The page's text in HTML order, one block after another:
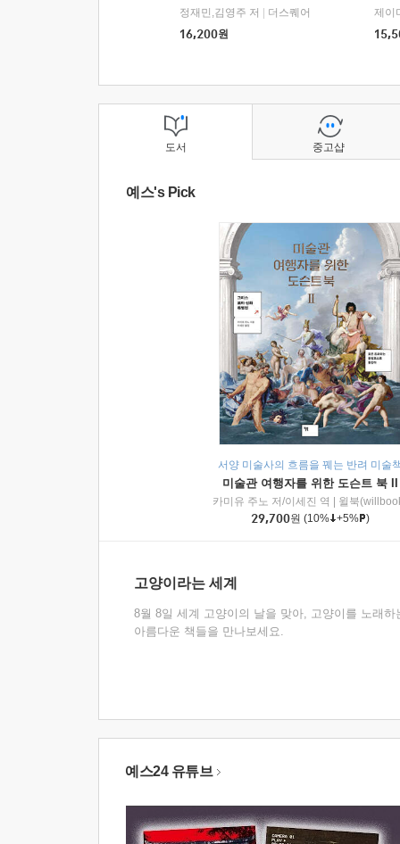
정재민,김영주 저
더스퀘어
16,200원
도서
예스's Pick
서양 미술사의 흐름을 꿰는 반려 미술
미술관 여행자를 위한 도슨트 북 II
카미유 주노 저/이세진 역
윌북
29,700원 (10% +5% )
고양이라는 세계
8월 8일 세계 고양이의 날을 맞아, 고양이를 노래하
아름다운 책들을 만나보세요.
중고샵
예스24 유튜브